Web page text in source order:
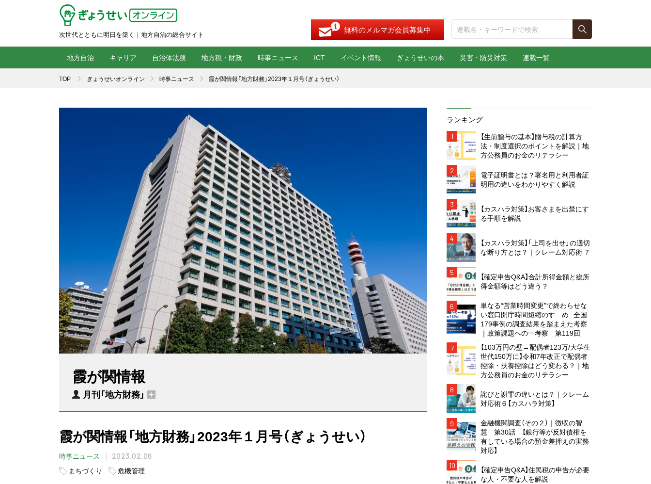
次世代とともに明日を築く｜地方自治の総合サイト 無料のメルマガ会員募集中
地方自治 キャリア 自治体法務 地方税・財政 時事ニュース ICT イベント情報 ぎょうせいの本 災害・防災対策 連載一覧
TOP ぎょうせいオンライン 時事ニュース 霞が関情報「地方財務」2023年１月号（ぎょうせい）
霞が関情報
月刊「地方財務」
霞が関情報「地方財務」2023年１月号（ぎょうせい）
時事ニュース 2023.02.06
まちづくり 危機管理
ランキング
1
【生前贈与の基本】贈与税の計算方
法・制度選択のポイントを解説｜地
方公務員のお金のリテラシー
2
電子証明書とは？署名用と利用者証
明用の違いをわかりやすく解説
3
【カスハラ対策】お客さまを出禁にす
る手順を解説
4
【カスハラ対策】「上司を出せ」の適切
な断り方とは？｜クレーム対応術 ７
5
【確定申告Q&A】合計所得金額と総所
得金額等はどう違う？
6
単なる“営業時間変更”で終わらせな
い窓口開庁時間短縮のすゝめ─全国
179事例の調査結果を踏まえた考察
｜政策課題への一考察 第119回
7
【103万円の壁→配偶者123万/大学生
世代150万に】令和7年改正で配偶者
控除・扶養控除はどう変わる？｜地
方公務員のお金のリテラシー
8
詫びと謝罪の違いとは？｜クレーム
対応術６【カスハラ対策】
9
金融機関調査（その２）｜徴収の智
慧 第30話 【銀行等が反対債権を
有している場合の預金差押えの実務
対応】
10
【確定申告Q&A】住民税の申告が必要
な人・不要な人を解説